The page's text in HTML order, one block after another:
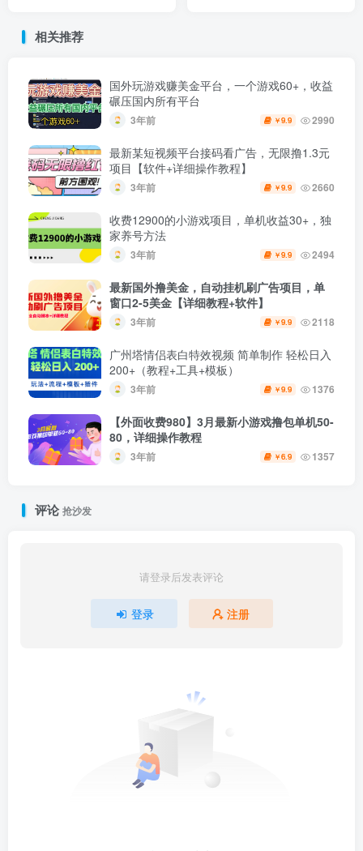
相关推荐
国外玩游戏赚美金平台，一个游戏60+，收益
碾压国内所有平台
3年前 ￥9.9 2990
最新某短视频平台接码看广告，无限撸1.3元
项目【软件+详细操作教程】
3年前 ￥9.9 2660
收费12900的小游戏项目，单机收益30+，独
家养号方法
3年前 ￥9.9 2494
最新国外撸美金，自动挂机刷广告项目，单
窗口2-5美金【详细教程+软件】
3年前 ￥9.9 2118
广州塔情侣表白特效视频 简单制作 轻松日入
200+（教程+工具+模板）
3年前 ￥9.9 1376
【外面收费980】3月最新小游戏撸包单机50-
80，详细操作教程
3年前 ￥6.9 1357
评论抢沙发
请登录后发表评论
登录 注册